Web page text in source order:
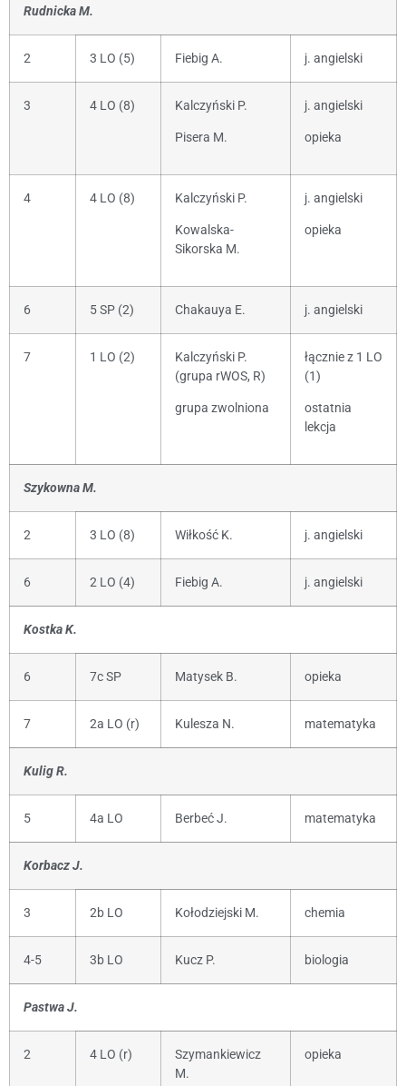
Rudnicka M.
2 3 LO (5) Fiebig A. j. angielski
3 4 LO (8) Kalczyński P.
Pisera M.
j. angielski
opieka
4 4 LO (8) Kalczyński P.
Kowalska-
Sikorska M.
j. angielski
opieka
6 5 SP (2) Chakauya E. j. angielski
7 1 LO (2)
Kalczyński P.
(grupa rWOS, R)
grupa zwolniona
łącznie z 1 LO
(1)
ostatnia
lekcja
Szykowna M.
2 3 LO (8) Wiłkość K. j. angielski
6 2 LO (4) Fiebig A. j. angielski
Kostka K.
6 7c SP Matysek B. opieka
7 2a LO (r) Kulesza N. matematyka
Kulig R.
5 4a LO Berbeć J. matematyka
Korbacz J.
3 2b LO Kołodziejski M. chemia
4-5 3b LO Kucz P. biologia
Pastwa J.
2 4 LO (r)
Szymankiewicz
M.
opieka